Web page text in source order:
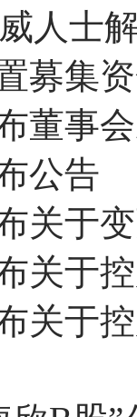
人士
募集
董事
公告
关于
关于
关于